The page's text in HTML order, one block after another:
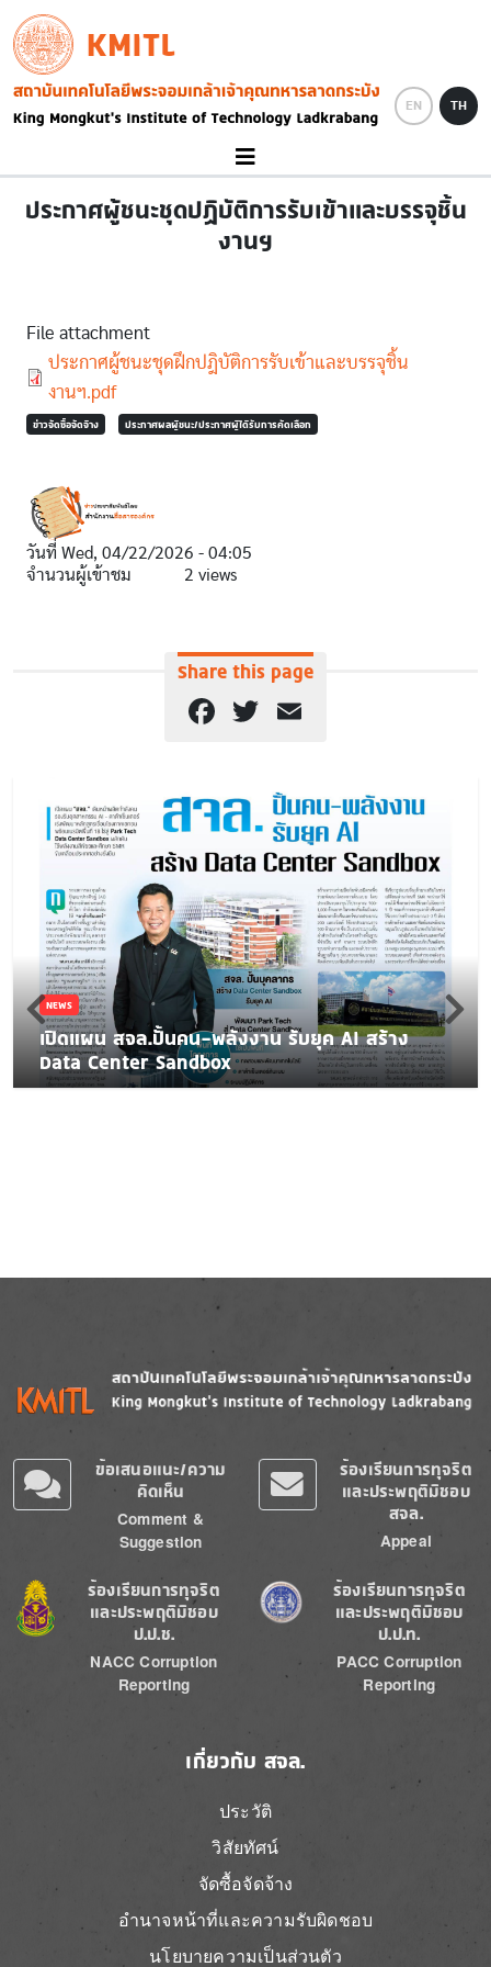
Skip to main content
KMITL
Image
EN TH
ประกาศผู้ชนะชุดปฏิบัติการรับเข้าและบรรจุชิ้น
งานฯ
File attachment
Document
ประกาศผู้ชนะชุดฝึกปฎิบัติการรับเข้าและบรรจุชิ้น
งานฯ.pdf
ข่าวจัดซื้อจัดจ้าง ประกาศผลผู้ชนะ/ประกาศผู้ได้รับการคัดเลือก
วันที่ Wed, 04/22/2026 - 04:05
จำนวนผู้เข้าชม
2 views
Share this page
Facebook
Twitter
NEWS
เปิดแผน สจล.ปั้นคน-พลังงาน รับยุค AI สร้าง
Data Center Sandbox
Image
ข้อเสนอแนะ/ความ
คิดเห็น
Comment &
Suggestion
ร้องเรียนการทุจริต
และประพฤติมิชอบ
สจล.
Appeal
Image
ร้องเรียนการทุจริต
และประพฤติมิชอบ
ป.ป.ช.
NACC Corruption
Reporting
Image
ร้องเรียนการทุจริต
และประพฤติมิชอบ
ป.ป.ท.
PACC Corruption
Reporting
เกี่ยวกับ สจล.
ประวัติ
วิสัยทัศน์
จัดซื้อจัดจ้าง
อำนาจหน้าที่และความรับผิดชอบ
นโยบายความเป็นส่วนตัว